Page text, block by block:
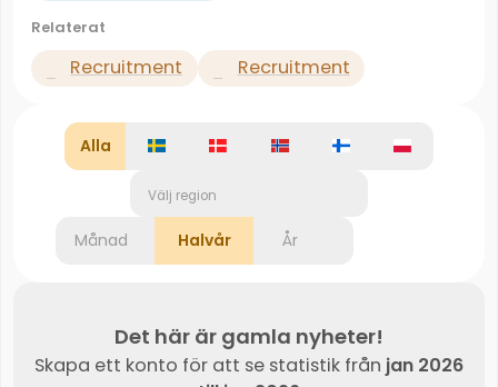
Relaterat
Recruitment Recruitment
Alla
Välj region
Månad Halvår År
Det här är gamla nyheter!
Skapa ett konto för att se statistik från jan 2026